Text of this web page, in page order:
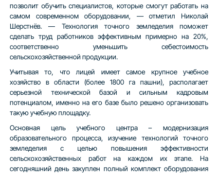
позволит обучить специалистов, которые смогут работать на
самом современном оборудовании, — отметил Николай
Шерстнёв. — Технология точного земледелия поможет
сделать труд работников эффективным примерно на 20%,
соответственно уменьшить себестоимость
сельскохозяйственной продукции.
Учитывая то, что лицей имеет самое крупное учебное
хозяйство в области (более 1800 га пашни), располагает
серьезной технической базой и сильным кадровым
потенциалом, именно на его базе было решено организовать
такую учебную площадку.
Основная цель учебного центра – модернизация
образовательного процесса, изучение технологий точного
земледелия с целью повышения эффективности
сельскохозяйственных работ на каждом их этапе. На
сегодняшний день закуплен полный комплект оборудования